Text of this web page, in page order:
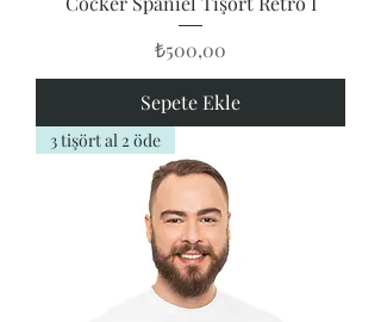
Fiyat
₺500,00
Sepete Ekle
3 tişört al 2 öde